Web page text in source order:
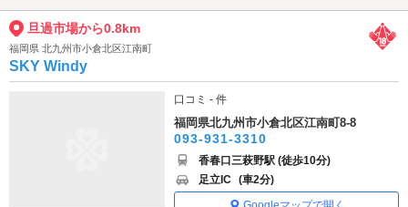
旦過市場から0.8km
福岡県 北九州市小倉北区江南町
SKY Windy
口コミ - 件
福岡県北九州市小倉北区江南町8-8
093-931-3310
香春口三萩野駅 (徒歩10分)
足立IC (車2分)